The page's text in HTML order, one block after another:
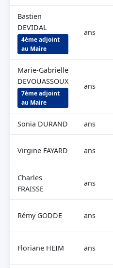
Bastien
DEVIDAL
4ème adjoint
au Maire
ans
Marie-Gabrielle
DEVOUASSOUX
7ème adjoint
au Maire
ans
Sonia DURAND ans
Virgine FAYARD ans
Charles
FRAISSE
ans
Rémy GODDE ans
Floriane HEIM ans